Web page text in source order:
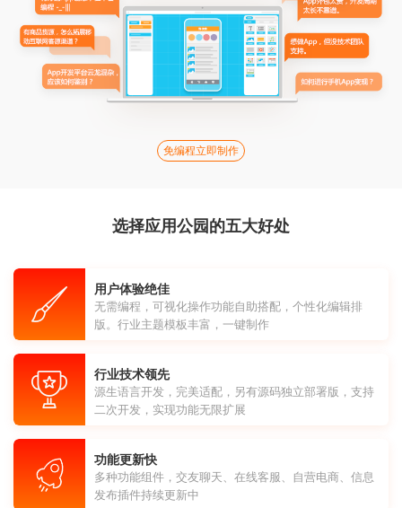
免编程立即制作
选择应用公园的五大好处
用户体验绝佳
无需编程，可视化操作功能自助搭配，个性化编辑排
版。行业主题模板丰富，一键制作
行业技术领先
源生语言开发，完美适配，另有源码独立部署版，支持
二次开发，实现功能无限扩展
功能更新快
多种功能组件，交友聊天、在线客服、自营电商、信息
发布插件持续更新中